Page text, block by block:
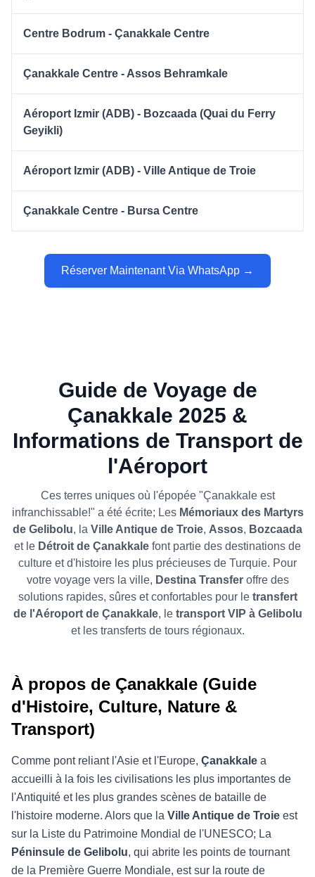
Centre Bodrum - Çanakkale Centre
Çanakkale Centre - Assos Behramkale
Aéroport Izmir (ADB) - Bozcaada (Quai du Ferry
Geyikli)
Aéroport Izmir (ADB) - Ville Antique de Troie
Çanakkale Centre - Bursa Centre
Réserver Maintenant Via WhatsApp →
Guide de Voyage de
Çanakkale 2025 &
Informations de Transport de
l'Aéroport
Ces terres uniques où l'épopée "Çanakkale est
infranchissable!" a été écrite; Les Mémoriaux des Martyrs
de Gelibolu, la Ville Antique de Troie, Assos, Bozcaada
et le Détroit de Çanakkale font partie des destinations de
culture et d'histoire les plus précieuses de Turquie. Pour
votre voyage vers la ville, Destina Transferoffre des
solutions rapides, sûres et confortables pour le transfert
de l'Aéroport de Çanakkale, le transport VIP à Gelibolu
et les transferts de tours régionaux.
À propos de Çanakkale (Guide
d'Histoire, Culture, Nature &
Transport)
Comme pont reliant l'Asie et l'Europe, Çanakkale a
accueilli à la fois les civilisations les plus importantes de
l'Antiquité et les plus grandes scènes de bataille de
l'histoire moderne. Alors que la Ville Antique de Troie est
sur la Liste du Patrimoine Mondial de l'UNESCO; La
Péninsule de Gelibolu, qui abrite les points de tournant
de la Première Guerre Mondiale, est sur la route de